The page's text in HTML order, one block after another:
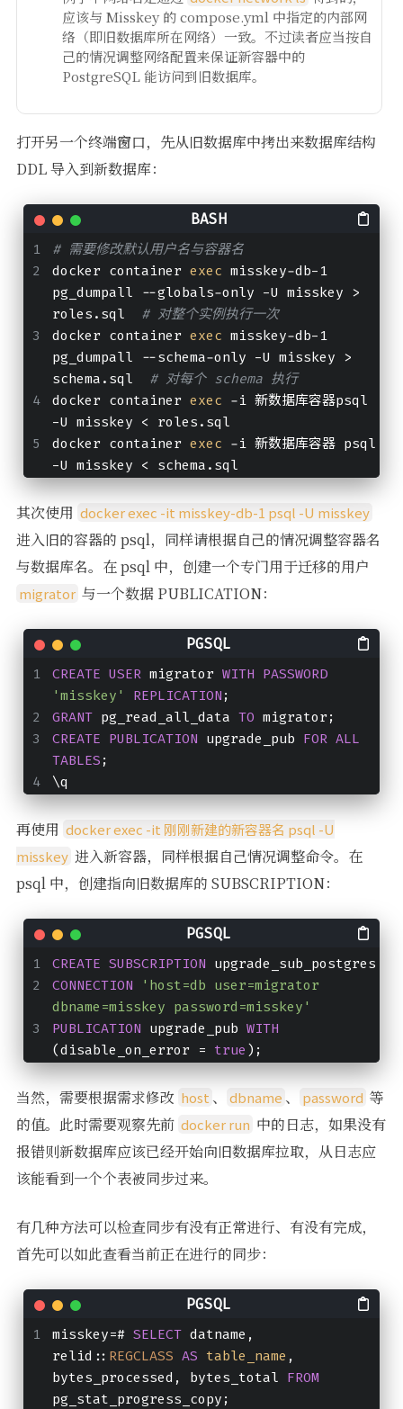
应该与 Misskey 的 compose.yml 中指定的内部网
络（即旧数据库所在网络）一致。不过读者应当按自
己的情况调整网络配置来保证新容器中的
PostgreSQL 能访问到旧数据库。
打开另一个终端窗口，先从旧数据库中拷出来数据库结构
DDL 导入到新数据库：
# 需要修改默认用户名与容器名
docker container exec misskey-db-1
pg_dumpall --globals-only -U misskey >
roles.sql # 对整个实例执行一次
docker container exec misskey-db-1
pg_dumpall --schema-only -U misskey >
schema.sql # 对每个 schema 执行
docker container exec -i 新数据库容器psql
-U misskey < roles.sql
docker container exec -i 新数据库容器 psql
-U misskey < schema.sql
其次使用 docker exec -it misskey-db-1 psql -U misskey
进入旧的容器的 psql，同样请根据自己的情况调整容器名
与数据库名。在 psql 中，创建一个专门用于迁移的用户
migrator 与一个数据 PUBLICATION：
CREATE USER migrator WITH PASSWORD
'misskey'
REPLICATION ;
GRANT pg_read_all_data TO migrator;
CREATE PUBLICATION upgrade_pub FOR ALL
TABLES ;
\q
再使用 docker exec -it 刚刚新建的新容器名 psql -U
misskey 进入新容器，同样根据自己情况调整命令。在
psql 中，创建指向旧数据库的 SUBSCRIPTION：
CREATE SUBSCRIPTION upgrade_sub_postgres
CONNECTION
'host=db user=migrator
dbname=misskey password=misskey'
PUBLICATION upgrade_pub WITH
(disable_on_error = true );
当然，需要根据需求修改 host、 dbname、 password 等
的值。此时需要观察先前 docker run 中的日志，如果没有
报错则新数据库应该已经开始向旧数据库拉取，从日志应
该能看到一个个表被同步过来。
有几种方法可以检查同步有没有正常进行、有没有完成，
首先可以如此查看当前正在进行的同步：
misskey=# SELECT datname,
relid:: REGCLASS AS table_name ,
bytes_processed, bytes_total FROM
pg_stat_progress_copy;